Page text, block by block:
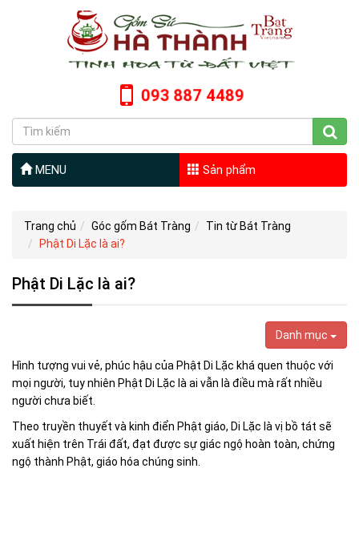
093 887 4489
MENU Sản phẩm
Trang chủ Góc gốm Bát Tràng
Tin từ Bát Tràng
Phật Di Lặc là ai?
Phật Di Lặc là ai?
Danh mục
Hình tượng vui vẻ, phúc hậu của Phật Di Lặc khá quen thuộc với
mọi người, tuy nhiên Phật Di Lặc là ai vẫn là điều mà rất nhiều
người chưa biết.
Theo truyền thuyết và kinh điển Phật giáo, Di Lặc là vị bồ tát sẽ
xuất hiện trên Trái đất, đạt được sự giác ngộ hoàn toàn, chứng
ngộ thành Phật, giáo hóa chúng sinh.